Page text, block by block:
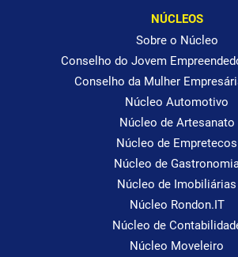
NÚCLEOS
Sobre o Núcleo
Conselho do Jovem
Conselho da Mulher
Núcleo Automotivo
Núcleo de Artesanato
Núcleo de Empretecos
Núcleo de
Núcleo de Imobiliárias
Núcleo Rondon.IT
Núcleo de
Núcleo Moveleiro